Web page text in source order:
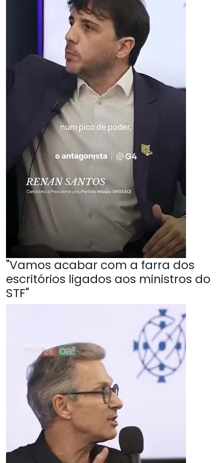
"Vamos acabar com a farra dos
escritórios ligados aos ministros do
STF"